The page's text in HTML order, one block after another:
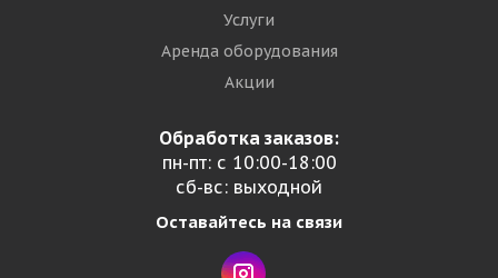
Услуги
Аренда оборудования
Акции
Обработка заказов:
пн-пт: с 10:00-18:00
сб-вс: выходной
Оставайтесь на связи